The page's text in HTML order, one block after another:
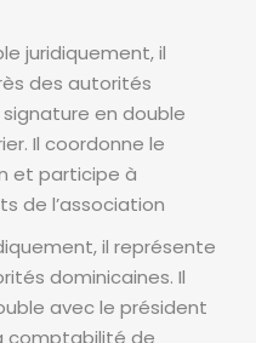
juridiquement, il
des autorités
en double
Il coordonne le
et participe à
de l’association
il représente
dominicaines. Il
avec le président
comptabilité de